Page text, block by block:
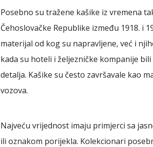
Posebno su tražene kašike iz vremena
Čehoslovačke Republike između 1918. i
materijal od kog su napravljene, već i
kada su hoteli i željezničke kompanije
detalja. Kašike su često završavale kao
vozova.
Najveću vrijednost imaju primjerci sa
ili oznakom porijekla. Kolekcionari